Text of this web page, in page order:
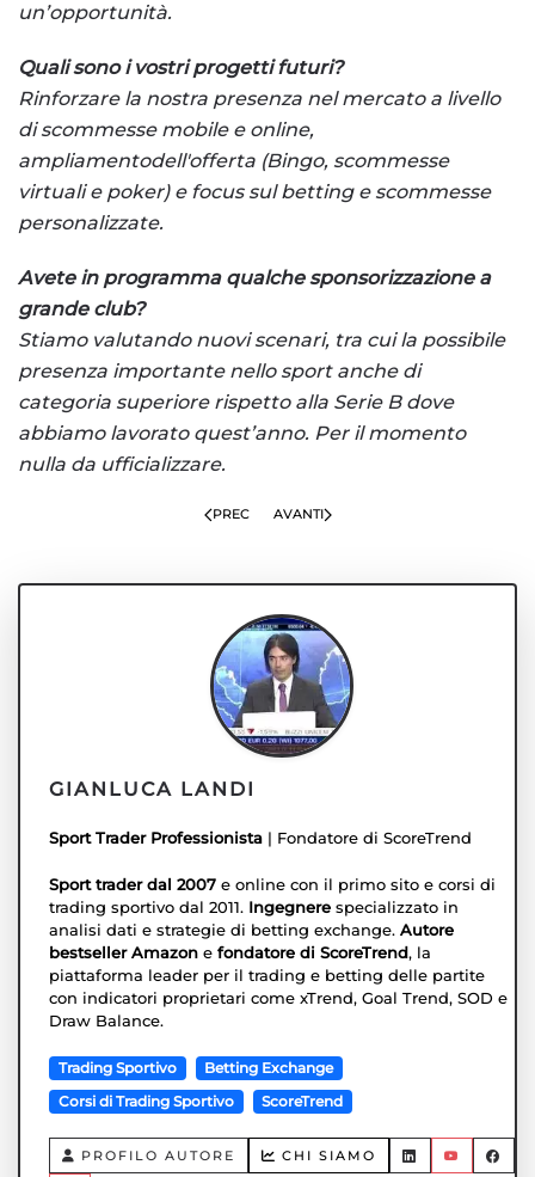
un’opportunità.
Quali sono i vostri progetti futuri?
Rinforzare la nostra presenza nel mercato a livello
di scommesse mobile e online,
ampliamentodell'offerta (Bingo, scommesse
virtuali e poker) e focus sul betting e scommesse
personalizzate.
Avete in programma qualche sponsorizzazione a
grande club?
Stiamo valutando nuovi scenari, tra cui la possibile
presenza importante nello sport anche di
categoria superiore rispetto alla Serie B dove
abbiamo lavorato quest’anno. Per il momento
nulla da ufficializzare.
PREC AVANTI
GIANLUCA LANDI
Sport Trader Professionista | Fondatore di ScoreTrend
Sport trader dal 2007 e online con il primo sito e corsi di
trading sportivo dal 2011. Ingegnere specializzato in
analisi dati e strategie di betting exchange. Autore
bestseller Amazon e fondatore di ScoreTrend, la
piattaforma leader per il trading e betting delle partite
con indicatori proprietari come xTrend, Goal Trend, SOD e
Draw Balance.
Trading Sportivo
Betting Exchange
Corsi di Trading Sportivo
ScoreTrend
PROFILO AUTORE CHI SIAMO